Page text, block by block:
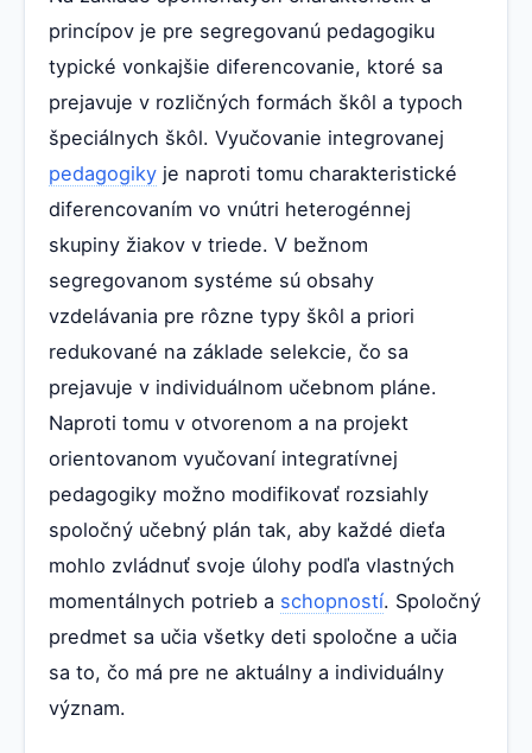
princípov je pre segregovanú pedagogiku
typické vonkajšie diferencovanie, ktoré sa
prejavuje v rozličných formách škôl a typoch
špeciálnych škôl. Vyučovanie integrovanej
pedagogiky je naproti tomu charakteristické
diferencovaním vo vnútri heterogénnej
skupiny žiakov v triede. V bežnom
segregovanom systéme sú obsahy
vzdelávania pre rôzne typy škôl a priori
redukované na základe selekcie, čo sa
prejavuje v individuálnom učebnom pláne.
Naproti tomu v otvorenom a na projekt
orientovanom vyučovaní integratívnej
pedagogiky možno modifikovať rozsiahly
spoločný učebný plán tak, aby každé dieťa
mohlo zvládnuť svoje úlohy podľa vlastných
momentálnych potrieb a schopností. Spoločný
predmet sa učia všetky deti spoločne a učia
sa to, čo má pre ne aktuálny a individuálny
význam.